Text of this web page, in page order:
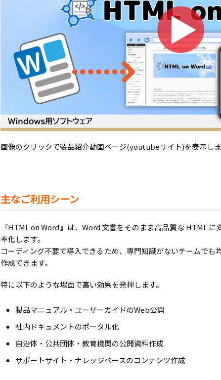
画像のクリックで製品紹介動画ページ(youtubeサイト)を表示しま
主なご利用シーン
『HTML on Word』は、Word 文書をそのまま高品質な HTML
率化します。
コーディング不要で導入できるため、専門知識がないチームでも
作成できます。
特に以下のような場面で高い効果を発揮します。
製品マニュアル・ユーザーガイドのWeb公開
社内ドキュメントのポータル化
自治体・公共団体・教育機関の公開資料作成
サポートサイト・ナレッジベースのコンテンツ作成